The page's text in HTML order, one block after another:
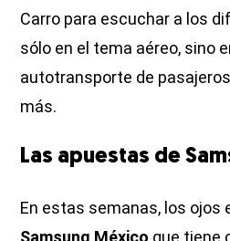
Carro para escuchar a los
sólo en el tema aéreo, sino
autotransporte de
más.
Las apuestas de
En estas semanas, los ojos
Samsung México que tiene